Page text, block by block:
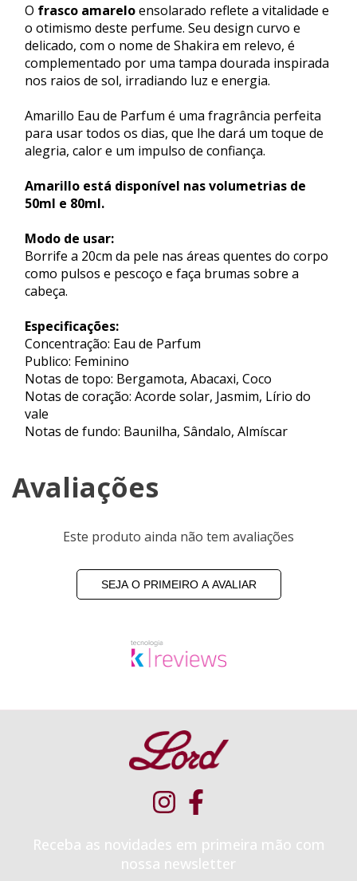
O frasco amareloensolarado reflete a vitalidade e
o otimismo deste perfume. Seu design curvo e
delicado, com o nome de Shakira em relevo, é
complementado por uma tampa dourada inspirada
nos raios de sol, irradiando luz e energia.
Amarillo Eau de Parfum é uma fragrância perfeita
para usar todos os dias, que lhe dará um toque de
alegria, calor e um impulso de confiança.
Amarillo está disponível nas volumetrias de
50ml e 80ml.
Modo de usar:
Borrife a 20cm da pele nas áreas quentes do corpo
como pulsos e pescoço e faça brumas sobre a
cabeça.
Especificações:
Concentração: Eau de Parfum
Publico: Feminino
Notas de topo: Bergamota, Abacaxi, Coco
Notas de coração: Acorde solar, Jasmim, Lírio do
vale
Notas de fundo: Baunilha, Sândalo, Almíscar
Avaliações
Este produto ainda não tem avaliações
SEJA O PRIMEIRO A AVALIAR
Receba as novidades em primeira mão com
nossa newsletter